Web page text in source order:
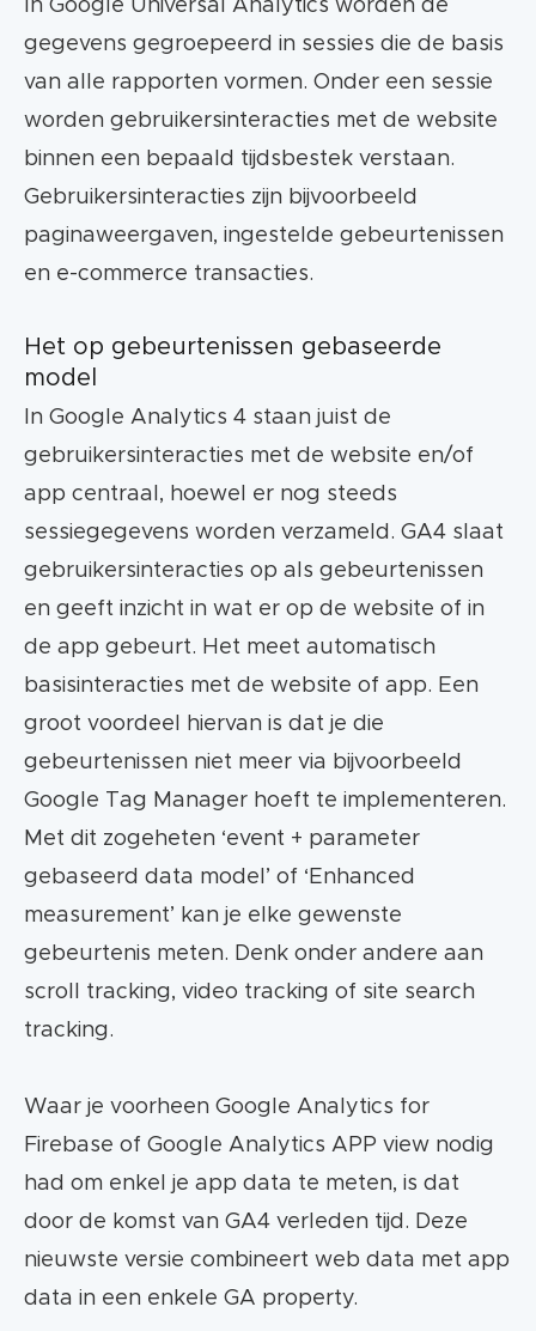
In Google Universal Analytics worden de
gegevens gegroepeerd in sessies die de basis
van alle rapporten vormen. Onder een sessie
worden gebruikersinteracties met de website
binnen een bepaald tijdsbestek verstaan.
Gebruikersinteracties zijn bijvoorbeeld
paginaweergaven, ingestelde gebeurtenissen
en e-commerce transacties.
Het op gebeurtenissen gebaseerde
model
In Google Analytics 4 staan juist de
gebruikersinteracties met de website en/of
app centraal, hoewel er nog steeds
sessiegegevens worden verzameld. GA4 slaat
gebruikersinteracties op als gebeurtenissen
en geeft inzicht in wat er op de website of in
de app gebeurt. Het meet automatisch
basisinteracties met de website of app. Een
groot voordeel hiervan is dat je die
gebeurtenissen niet meer via bijvoorbeeld
Google Tag Manager hoeft te implementeren.
Met dit zogeheten ‘event + parameter
gebaseerd data model’ of ‘Enhanced
measurement’ kan je elke gewenste
gebeurtenis meten. Denk onder andere aan
scroll tracking, video tracking of site search
tracking.
Waar je voorheen Google Analytics for
Firebase of Google Analytics APP view nodig
had om enkel je app data te meten, is dat
door de komst van GA4 verleden tijd. Deze
nieuwste versie combineert web data met app
data in een enkele GA property.